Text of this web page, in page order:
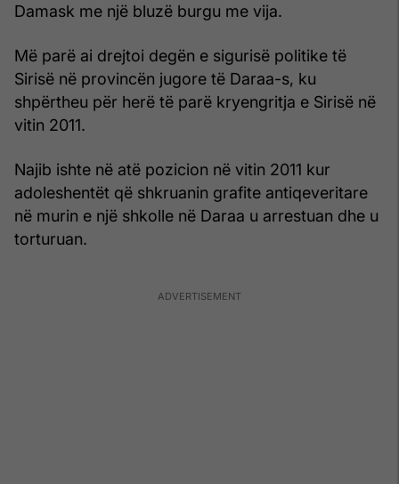
Damask me një bluzë burgu me vija.
Më parë ai drejtoi degën e sigurisë politike të
Sirisë në provincën jugore të Daraa-s, ku
shpërtheu për herë të parë kryengritja e Sirisë në
vitin 2011.
Najib ishte në atë pozicion në vitin 2011 kur
adoleshentët që shkruanin grafite antiqeveritare
në murin e një shkolle në Daraa u arrestuan dhe u
torturuan.